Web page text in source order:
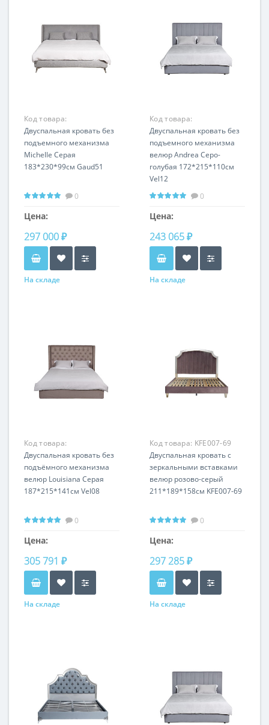
Код товара:
MICHELLE4К-160-
GAUD51+VINT.SIL
Двуспальная кровать без
подъемного механизма
Michelle Серая
183*230*99см Gaud51
0
Цена:
297 000 ₽
На складе
Код товара:
ANDREA1К-160-Vel12
Двуспальная кровать без
подъемного механизма
велюр Andrea Серо-
голубая 172*215*110см
Vel12
0
Цена:
243 065 ₽
На складе
Код товара:
LOUISIANA1К-160-Vel08
Двуспальная кровать без
подъёмного механизма
велюр Louisiana Серая
187*215*141см Vel08
0
Цена:
305 791 ₽
На складе
Код товара: KFE007-69
Двуспальная кровать с
зеркальными вставками
велюр розово-серый
211*189*158см KFE007-69
0
Цена:
297 285 ₽
На складе